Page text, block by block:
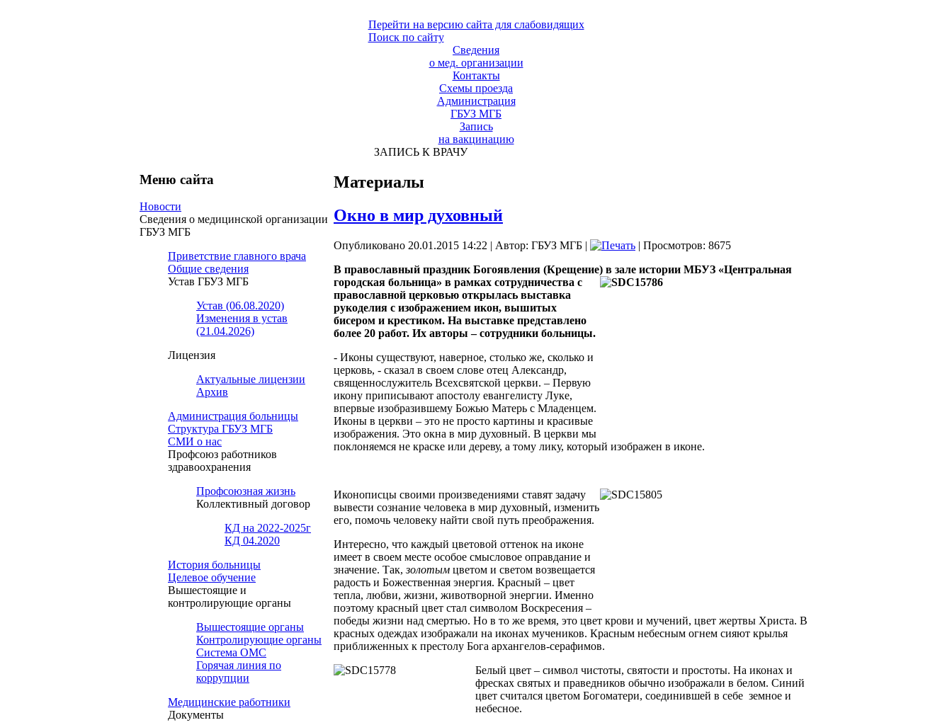
Перейти на версию сайта для слабовидящих
Поиск по сайту
Сведения
о мед. организации
Контакты
Схемы проезда
Администрация
ГБУЗ МГБ
Запись
на вакцинацию
ЗАПИСЬ К ВРАЧУ
Меню сайта
Новости
Сведения о медицинской организации
ГБУЗ МГБ
Приветствие главного врача
Общие сведения
Устав ГБУЗ МГБ
Устав (06.08.2020)
Изменения в устав
(21.04.2026)
Лицензия
Актуальные лицензии
Архив
Администрация больницы
Структура ГБУЗ МГБ
СМИ о нас
Профсоюз работников
здравоохранения
Профсоюзная жизнь
Коллективный договор
КД на 2022-2025г
КД 04.2020
История больницы
Целевое обучение
Вышестоящие и
контролирующие органы
Вышестоящие органы
Контролирующие органы
Система ОМС
Горячая линия по
коррупции
Медицинские работники
Документы
Материалы
Окно в мир духовный
Опубликовано 20.01.2015 14:22 | Автор: ГБУЗ МГБ |
| Просмотров: 8675
В православный праздник Богоявления (Крещение) в зале истории МБУЗ «Центральная
городская больница» в рамках сотрудничества с
православной церковью открылась выставка
рукоделия с изображением икон, вышитых
бисером и крестиком. На выставке представлено
более 20 работ. Их авторы – сотрудники больницы.
- Иконы существуют, наверное, столько же, сколько и
церковь, - сказал в своем слове отец Александр,
священнослужитель Всехсвятской церкви. – Первую
икону приписывают апостолу евангелисту Луке,
впервые изобразившему Божью Матерь с Младенцем.
Иконы в церкви – это не просто картины и красивые
изображения. Это окна в мир духовный. В церкви мы
поклоняемся не краске или дереву, а тому лику, который изображен в иконе.
Иконописцы своими произведениями ставят задачу
вывести сознание человека в мир духовный, изменить
его, помочь человеку найти свой путь преображения.
Интересно, что каждый цветовой оттенок на иконе
имеет в своем месте особое смысловое оправдание и
значение. Так,золотым цветом и светом возвещается
радость и Божественная энергия. Красный – цвет
тепла, любви, жизни, животворной энергии. Именно
поэтому красный цвет стал символом Воскресения –
победы жизни над смертью. Но в то же время, это цвет крови и мучений, цвет жертвы Христа. В
красных одеждах изображали на иконах мучеников. Красным небесным огнем сияют крылья
приближенных к престолу Бога архангелов-серафимов.
Белый цвет – символ чистоты, святости и простоты. На иконах и
фресках святых и праведников обычно изображали в белом. Синий
цвет считался цветом Богоматери, соединившей в себе земное и
небесное.